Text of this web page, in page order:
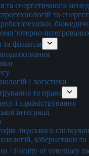
та енергетичного
та
фінансів
і логістики
та права
і адміністрування
інтеграції
людського
кібернетики та
/ Faculty of veterinary